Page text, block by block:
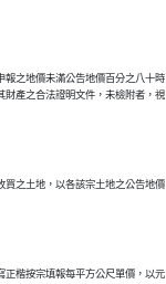
報之地價未滿公告地價百分之八十時
財產之合法證明文件，未檢附者，視
買之土地，以各該宗土地之公告地價
正楷按宗填報每平方公尺單價，以元